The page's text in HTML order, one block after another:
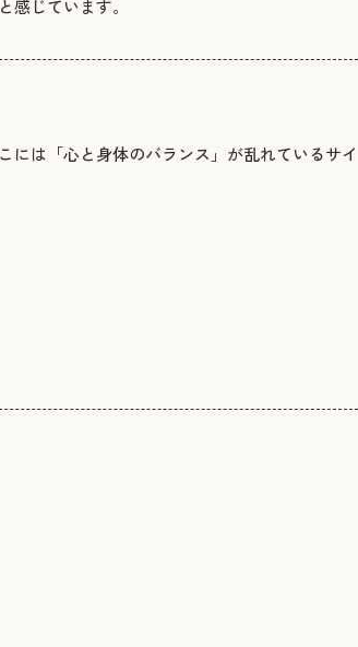
じています。
には「心と身体のバランス」が乱れているサイ